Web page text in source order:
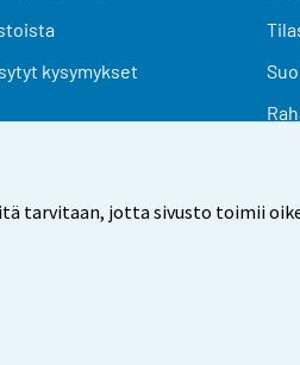
tarvitaan, jotta sivusto toimii
kysymykset